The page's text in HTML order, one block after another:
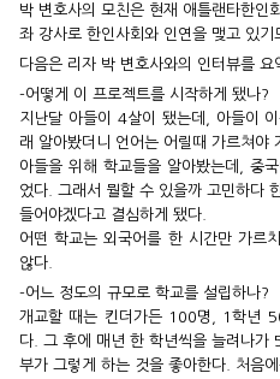
박 변호사의 모친은 현재 애틀랜타한인
좌 강사로 한인사회와 인연을 맺고 있기
다음은 리자 박 변호사와의 인터뷰를 요
-어떻게 이 프로젝트를 시작하게 됐나?
지난달 아들이 4살이 됐는데, 아들이
래 알아봤더니 언어는 어릴때 가르쳐야
아들을 위해 학교들을 알아봤는데, 중
었다. 그래서 뭘할 수 있을까 고민하다
들어야겠다고 결심하게 됐다.
어떤 학교는 외국어를 한 시간만 가르
않다.
-어느 정도의 규모로 학교를 설립하나?
개교할 때는 킨더가든 100명, 1학년
다. 그 후에 매년 한 학년씩을 늘려나가
부가 그렇게 하는 것을 좋아한다. 처음